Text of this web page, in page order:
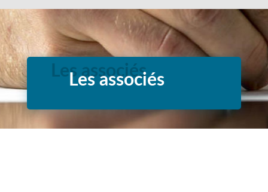
Les associés